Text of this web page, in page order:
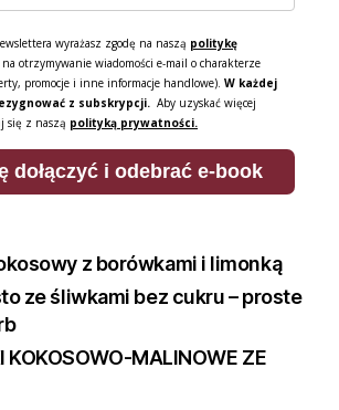
wyrażasz zgodę na naszą politykę
otrzymywanie wiadomości e-mail o charakterze
promocje i inne informacje handlowe). W każdej
z subskrypcji. Aby uzyskać więcej
się z naszą polityką prywatności.
dołączyć i odebrać e-book
z borówkami i limonką
ze śliwkami bez cukru – proste
KOKOSOWO-MALINOWE ZE